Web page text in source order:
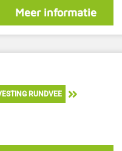
Meer informatie
RUNDVEE